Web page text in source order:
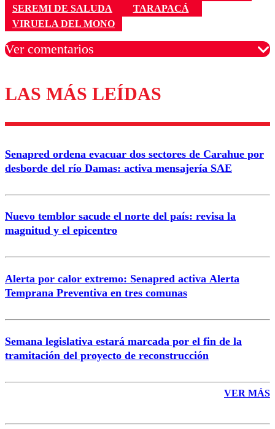
SEREMI DE SALUDA
TARAPACÁ
VIRUELA DEL MONO
Ver comentarios
Los comentarios son moderados para garantizar un
diálogo respetuoso.
Correo
LAS MÁS LEÍDAS
Senapred ordena evacuar dos sectores de Carahue por
desborde del río Damas: activa mensajería SAE
Nuevo temblor sacude el norte del país: revisa la
magnitud y el epicentro
Alerta por calor extremo: Senapred activa Alerta
Temprana Preventiva en tres comunas
Semana legislativa estará marcada por el fin de la
tramitación del proyecto de reconstrucción
VER MÁS